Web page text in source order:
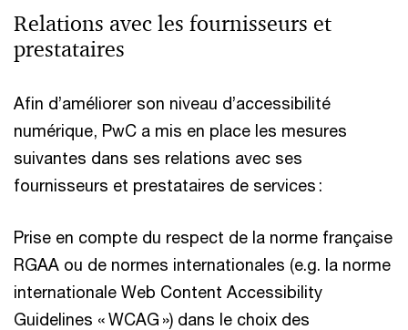
Relations avec les fournisseurs et
prestataires
Afin d’améliorer son niveau d’accessibilité
numérique, PwC a mis en place les mesures
suivantes dans ses relations avec ses
fournisseurs et prestataires de services :
Prise en compte du respect de la norme française
RGAA ou de normes internationales (e.g. la norme
internationale Web Content Accessibility
Guidelines « WCAG ») dans le choix des